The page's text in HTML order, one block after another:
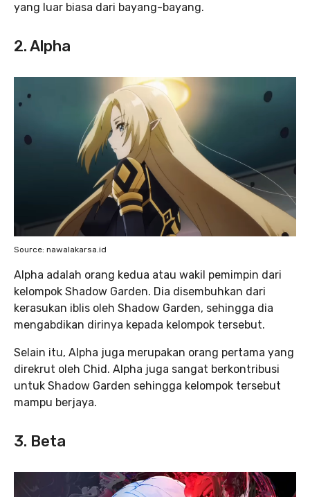
yang luar biasa dari bayang-bayang.
2. Alpha
Source: nawalakarsa.id
Alpha adalah orang kedua atau wakil pemimpin dari
kelompok Shadow Garden. Dia disembuhkan dari
kerasukan iblis oleh Shadow Garden, sehingga dia
mengabdikan dirinya kepada kelompok tersebut.
Selain itu, Alpha juga merupakan orang pertama yang
direkrut oleh Chid. Alpha juga sangat berkontribusi
untuk Shadow Garden sehingga kelompok tersebut
mampu berjaya.
3. Beta